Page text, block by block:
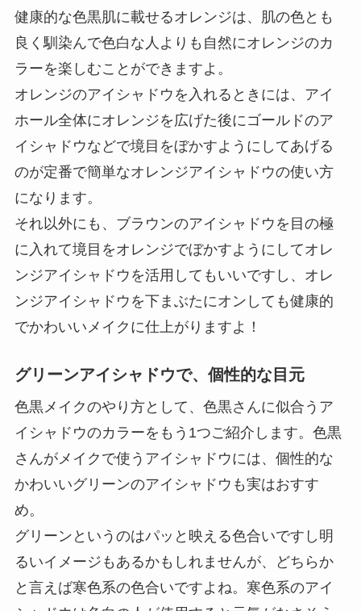
健康的な色黒肌に載せるオレンジは、肌の色とも
良く馴染んで色白な人よりも自然にオレンジのカ
ラーを楽しむことができますよ。
オレンジのアイシャドウを入れるときには、アイ
ホール全体にオレンジを広げた後にゴールドのア
イシャドウなどで境目をぼかすようにしてあげる
のが定番で簡単なオレンジアイシャドウの使い方
になります。
それ以外にも、ブラウンのアイシャドウを目の極
に入れて境目をオレンジでぼかすようにしてオレ
ンジアイシャドウを活用してもいいですし、オレ
ンジアイシャドウを下まぶたにオンしても健康的
でかわいいメイクに仕上がりますよ！
グリーンアイシャドウで、個性的な目元
色黒メイクのやり方として、色黒さんに似合うア
イシャドウのカラーをもう1つご紹介します。色黒
さんがメイクで使うアイシャドウには、個性的な
かわいいグリーンのアイシャドウも実はおすす
め。
グリーンというのはパッと映える色合いですし明
るいイメージもあるかもしれませんが、どちらか
と言えば寒色系の色合いですよね。寒色系のアイ